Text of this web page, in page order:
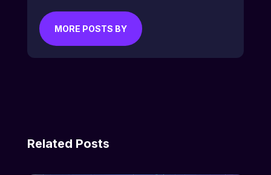
MORE POSTS BY
Related Posts